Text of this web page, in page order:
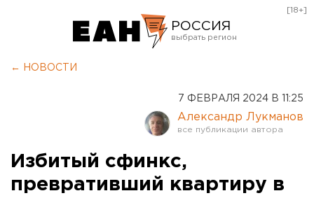
РОССИЯ
Оренбург
[18+]
← НОВОСТИ
7 ФЕВРАЛЯ 2024 В 11:25
Александр Лукманов
Избитый сфинкс,
превративший квартиру в